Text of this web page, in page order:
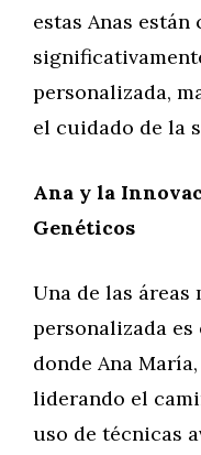
estas Anas
personalizada,
el cuidado de la
Ana y la
Genéticos
Una de las
personalizada
donde Ana
liderando el
uso de técnicas